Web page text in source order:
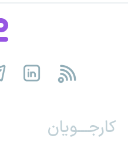
کارجـــویان